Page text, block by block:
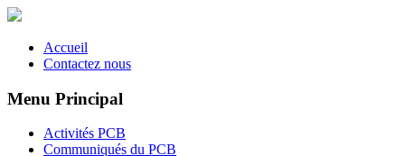
Accueil
Contactez nous
Menu Principal
Activités PCB
Communiqués du PCB